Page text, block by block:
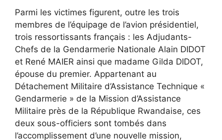
Parmi les victimes figurent, outre les trois
membres de l’équipage de l’avion présidentiel,
trois ressortissants français : les Adjudants-
Chefs de la Gendarmerie Nationale Alain DIDOT
et René MAIER ainsi que madame Gilda DIDOT,
épouse du premier. Appartenant au
Détachement Militaire d’Assistance Technique «
Gendarmerie » de la Mission d’Assistance
Militaire près de la République Rwandaise, ces
deux sous-officiers sont tombés dans
l’accomplissement d’une nouvelle mission,